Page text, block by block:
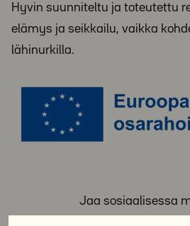
Hyvin suunniteltu ja toteutettu
elämys ja seikkailu, vaikka
lähinurkilla.
Jaa sosiaalisessa